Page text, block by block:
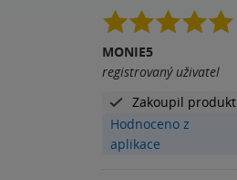
MONIE5
registrovaný uživatel
Zakoupil produkt
Hodnoceno z
aplikace